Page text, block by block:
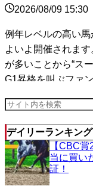
2026/08/09 15:30
例年レベルの高い
よいよ開催されま
が多いことから“ス
G1昇格を叫ぶファ
デイリーランキング
【CBC
当に買い
証！